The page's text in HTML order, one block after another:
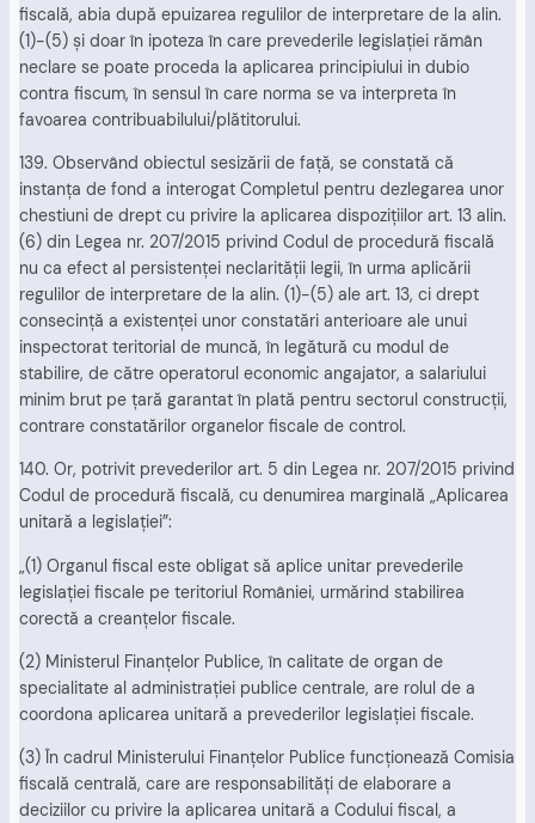
fiscală, abia după epuizarea regulilor de interpretare de la alin.
(1)-(5) şi doar în ipoteza în care prevederile legislaţiei rămân
neclare se poate proceda la aplicarea principiului in dubio
contra fiscum, în sensul în care norma se va interpreta în
favoarea contribuabilului/plătitorului.
139. Observând obiectul sesizării de faţă, se constată că
instanţa de fond a interogat Completul pentru dezlegarea unor
chestiuni de drept cu privire la aplicarea dispoziţiilor art. 13 alin.
(6) din Legea nr. 207/2015 privind Codul de procedură fiscală
nu ca efect al persistenţei neclarităţii legii, în urma aplicării
regulilor de interpretare de la alin. (1)-(5) ale art. 13, ci drept
consecinţă a existenţei unor constatări anterioare ale unui
inspectorat teritorial de muncă, în legătură cu modul de
stabilire, de către operatorul economic angajator, a salariului
minim brut pe ţară garantat în plată pentru sectorul construcţii,
contrare constatărilor organelor fiscale de control.
140. Or, potrivit prevederilor art. 5 din Legea nr. 207/2015 privind
Codul de procedură fiscală, cu denumirea marginală „Aplicarea
unitară a legislaţiei”:
„(1) Organul fiscal este obligat să aplice unitar prevederile
legislaţiei fiscale pe teritoriul României, urmărind stabilirea
corectă a creanţelor fiscale.
(2) Ministerul Finanţelor Publice, în calitate de organ de
specialitate al administraţiei publice centrale, are rolul de a
coordona aplicarea unitară a prevederilor legislaţiei fiscale.
(3) În cadrul Ministerului Finanţelor Publice funcţionează Comisia
fiscală centrală, care are responsabilităţi de elaborare a
deciziilor cu privire la aplicarea unitară a Codului fiscal, a